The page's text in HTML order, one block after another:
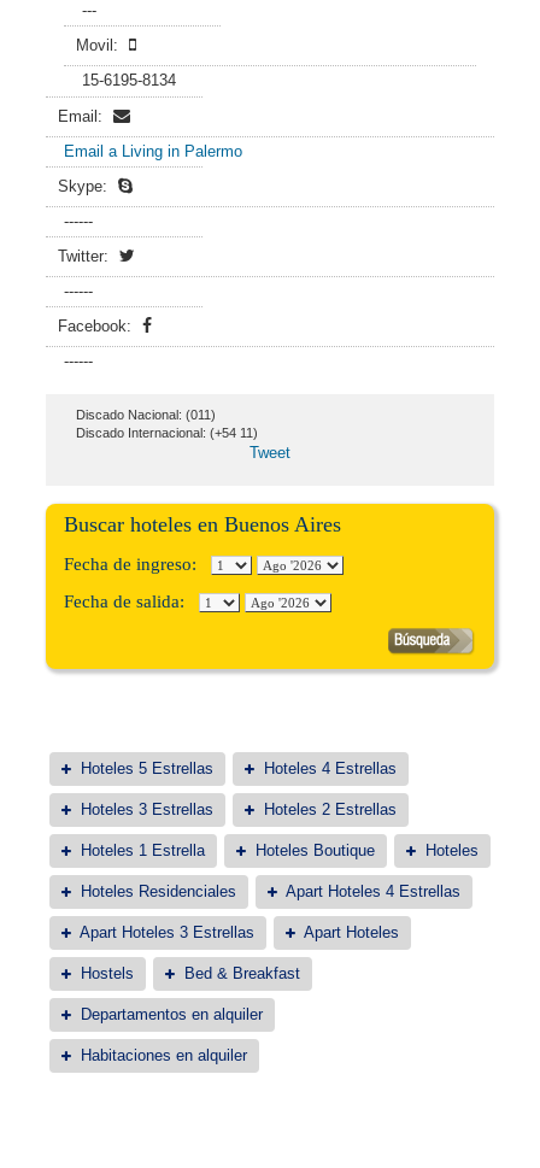
---
Movil:
15-6195-8134
Email:
Email a Living in Palermo
Skype:
------
Twitter:
------
Facebook:
------
Discado Nacional: (011)
Discado Internacional: (+54 11)
Tweet
Buscar hoteles en Buenos Aires
Fecha de ingreso:
Fecha de salida:
Hoteles 5 Estrellas Hoteles 4 Estrellas
Hoteles 3 Estrellas Hoteles 2 Estrellas
Hoteles 1 Estrella Hoteles Boutique Hoteles
Hoteles Residenciales Apart Hoteles 4 Estrellas
Apart Hoteles 3 Estrellas Apart Hoteles
Hostels Bed & Breakfast
Departamentos en alquiler
Habitaciones en alquiler